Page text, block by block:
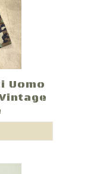
Uomo